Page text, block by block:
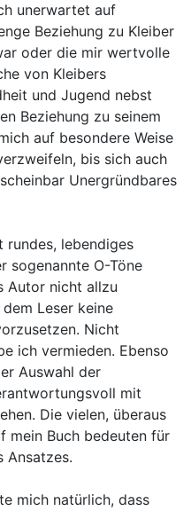
unerwartet auf
Beziehung zu Kleiber
oder die mir wertvolle
von Kleibers
und Jugend nebst
Beziehung zu seinem
auf besondere Weise
bis sich auch
Unergründbares
rundes, lebendiges
sogenannte O-Töne
Autor nicht allzu
Leser keine
Nicht
ich vermieden. Ebenso
Auswahl der
mit
Die vielen, überaus
mein Buch bedeuten für
Ansatzes.
mich natürlich, dass